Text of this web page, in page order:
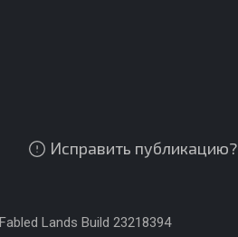
Исправить публикацию?
Fabled Lands Build 23218394